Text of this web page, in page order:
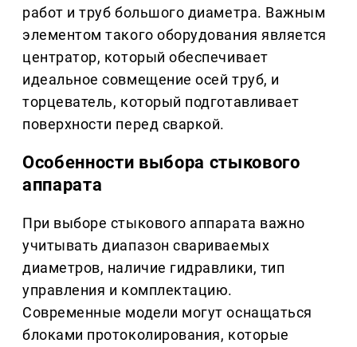
работ и труб большого диаметра. Важным
элементом такого оборудования является
центратор, который обеспечивает
идеальное совмещение осей труб, и
торцеватель, который подготавливает
поверхности перед сваркой.
Особенности выбора стыкового
аппарата
При выборе стыкового аппарата важно
учитывать диапазон свариваемых
диаметров, наличие гидравлики, тип
управления и комплектацию.
Современные модели могут оснащаться
блоками протоколирования, которые